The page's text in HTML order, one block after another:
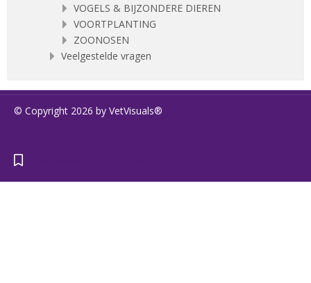
VOGELS & BIJZONDERE DIEREN
VOORTPLANTING
ZOONOSEN
Veelgestelde vragen
© Copyright 2026 by VetVisuals®